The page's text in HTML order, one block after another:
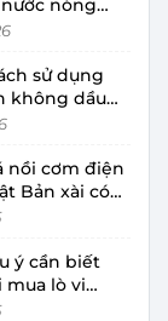
nóng
gián tiếp
sử dụng
không dầu
đảm bảo độ
nồi cơm điện
Bản xài có
ý cần biết
lò vi
gia đình